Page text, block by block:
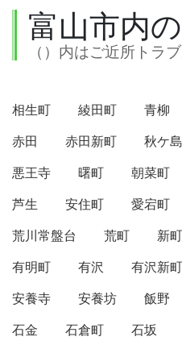
富山市内
（）内はご近所トラ
相生町 綾田町 青柳
赤田
赤田新町 秋ケ島
悪王寺
曙町 朝菜町
芦生
安住町 愛宕町
荒川常盤台
荒町 新町
有明町
有沢 有沢新町
安養寺
安養坊 飯野
石金
石倉町 石坂